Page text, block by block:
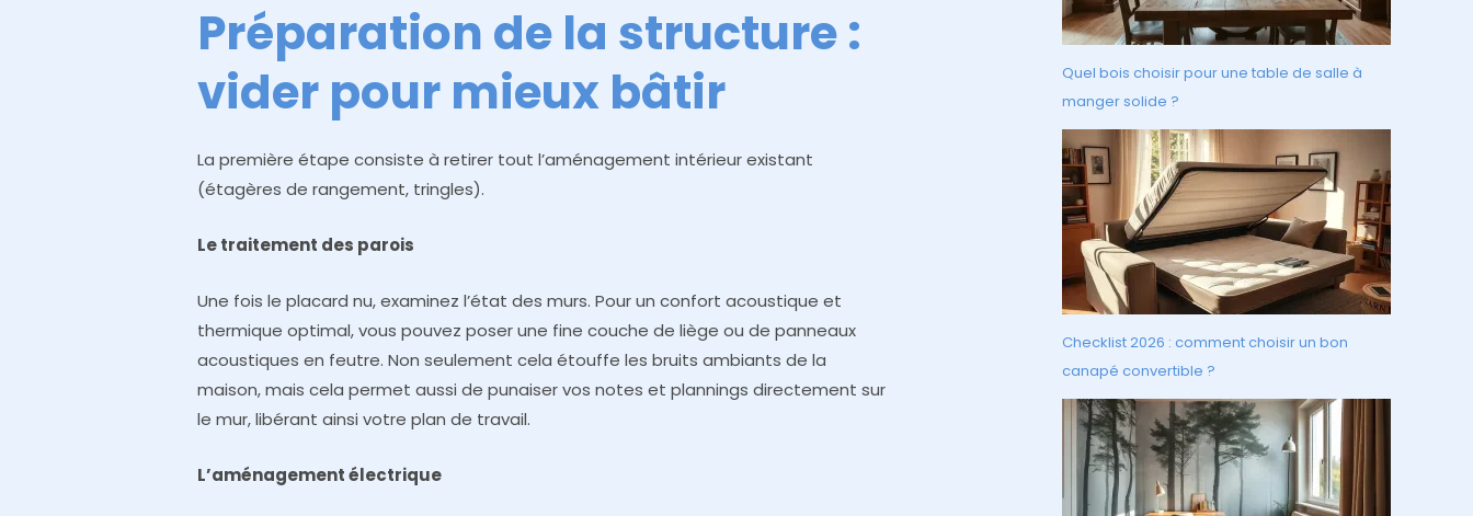
Préparation de la structure :
vider pour mieux bâtir
La première étape consiste à retirer tout l’aménagement intérieur existant
(étagères de rangement, tringles).
Le traitement des parois
Une fois le placard nu, examinez l’état des murs. Pour un confort acoustique et
thermique optimal, vous pouvez poser une fine couche de liège ou de panneaux
acoustiques en feutre. Non seulement cela étouffe les bruits ambiants de la
maison, mais cela permet aussi de punaiser vos notes et plannings directement sur
le mur, libérant ainsi votre plan de travail.
L’aménagement électrique
Quel bois choisir pour une table de salle à
manger solide ?
Checklist 2026 : comment choisir un bon
canapé convertible ?